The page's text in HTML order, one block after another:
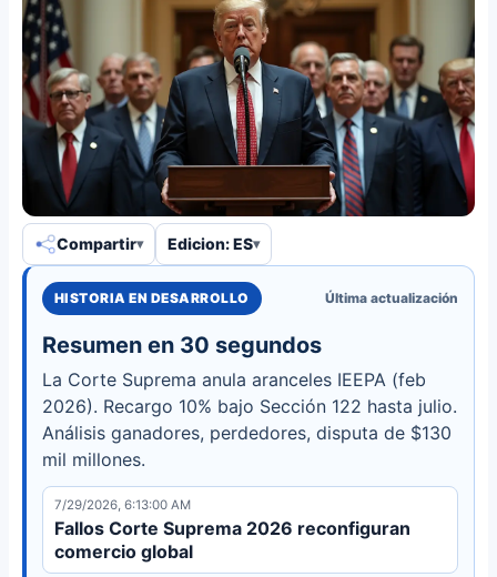
Compartir Edicion: ES
HISTORIA EN DESARROLLO Última actualización
Resumen en 30 segundos
La Corte Suprema anula aranceles IEEPA (feb
2026). Recargo 10% bajo Sección 122 hasta julio.
Análisis ganadores, perdedores, disputa de $130
mil millones.
7/29/2026, 6:13:00 AM
Fallos Corte Suprema 2026 reconfiguran
comercio global